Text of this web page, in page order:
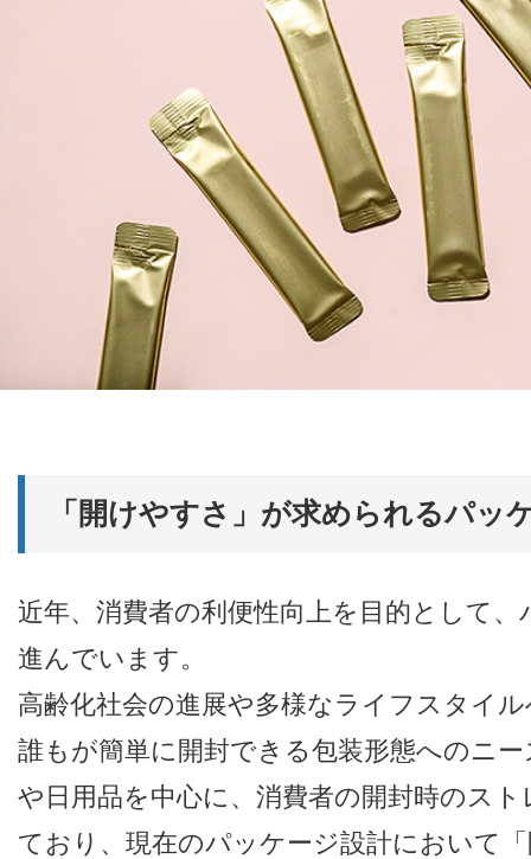
「開けやすさ」が求められるパッ
近年、消費者の利便性向上を目的として
進んでいます。
高齢化社会の進展や多様なライフスタイ
誰もが簡単に開封できる包装形態へのニ
や日用品を中心に、消費者の開封時のス
ており、現在のパッケージ設計において